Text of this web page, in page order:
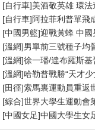
[自行車]美酒敬英雄 環法
[自行車]阿拉菲利普單飛
[中國男籃]迎戰黃蜂 中
[溫網]男單前三號種子均
[溫網]徐一璠/達布羅斯
[溫網]哈勒普戰勝“天才
[田徑]索馬裏運動員重返
[綜合]世界大學生運動會
[中國女足]中國大學生女